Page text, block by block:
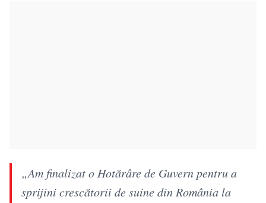
„Am finalizat o Hotărâre de Guvern pentru a
sprijini crescătorii de suine din România la